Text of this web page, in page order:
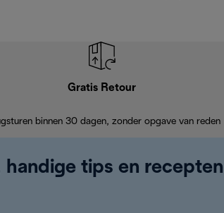
Gratis Retour
binnen 30 dagen, zonder opgave van reden
tips en recepten